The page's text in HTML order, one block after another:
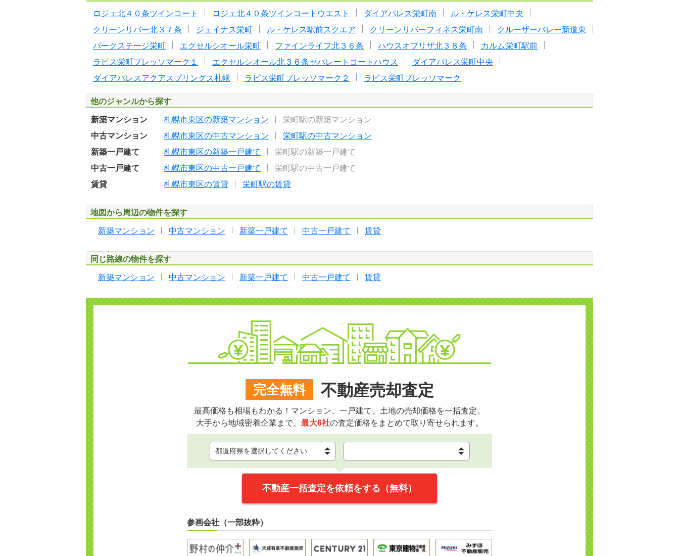
ロジェ北４０条ツインコート ロジェ北４０条ツインコートウエスト ダイアパレス栄町南
ル・ケレス栄町中央
クリーンリバー北３７条
ジェイナス栄町 ル・ケレス駅前スクエア クリーンリバーフィネス栄町南
クルーザーバレー新道東
パークステージ栄町
エクセルシオール栄町 ファインライフ北３６条 ハウスオブリザ北３８条
カルム栄町駅前
ラピス栄町プレッソマーク１
エクセルシオール北３６条セパレートコートハウス
ダイアパレス栄町中央
ダイアパレスアクアスプリングス札幌
ラピス栄町プレッソマーク２ ラピス栄町プレッソマーク
他のジャンルから探す
新築マンション 札幌市東区の新築マンション
栄町駅の新築マンション
中古マンション
札幌市東区の中古マンション
栄町駅の中古マンション
新築一戸建て
札幌市東区の新築一戸建て
栄町駅の新築一戸建て
中古一戸建て
札幌市東区の中古一戸建て
栄町駅の中古一戸建て
賃貸
札幌市東区の賃貸 栄町駅の賃貸
地図から周辺の物件を探す
新築マンション 中古マンション 新築一戸建て 中古一戸建て 賃貸
同じ路線の物件を探す
新築マンション 中古マンション 新築一戸建て 中古一戸建て 賃貸
完全無料 不動産売却査定
最高価格も相場もわかる！マンション、一戸建て、土地の売却価格を一括査定。
大手から地域密着企業まで、 最大6社の査定価格をまとめて取り寄せられます。
不動産一括査定を依頼をする（無料）
参画会社（一部抜粋）